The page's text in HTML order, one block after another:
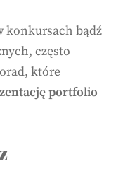
konkursach bądź
często
które
portfolio